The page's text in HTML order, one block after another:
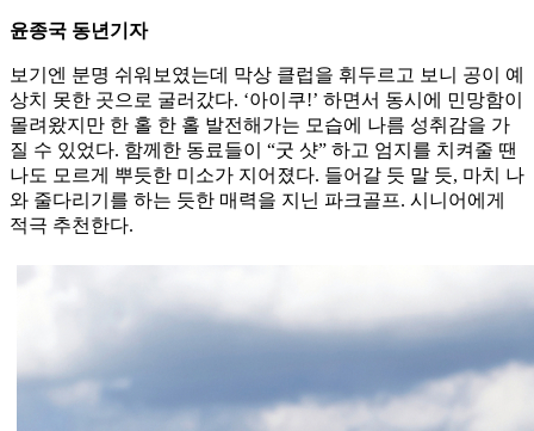
윤종국 동년기자
보기엔 분명 쉬워보였는데 막상 클럽을 휘두르고 보니 공이 예
상치 못한 곳으로 굴러갔다. ‘아이쿠!’ 하면서 동시에 민망함이
몰려왔지만 한 홀 한 홀 발전해가는 모습에 나름 성취감을 가
질 수 있었다. 함께한 동료들이 “굿 샷” 하고 엄지를 치켜줄 땐
나도 모르게 뿌듯한 미소가 지어졌다. 들어갈 듯 말 듯, 마치 나
와 줄다리기를 하는 듯한 매력을 지닌 파크골프. 시니어에게
적극 추천한다.